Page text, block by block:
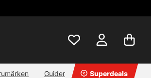
Guider Superdeals